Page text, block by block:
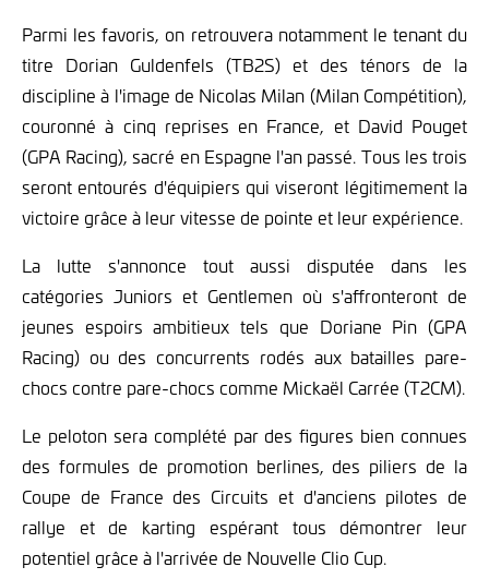
Parmi les favoris, on retrouvera notamment le tenant du
titre Dorian Guldenfels (TB2S) et des ténors de la
discipline à l'image de Nicolas Milan (Milan Compétition),
couronné à cinq reprises en France, et David Pouget
(GPA Racing), sacré en Espagne l'an passé. Tous les trois
seront entourés d'équipiers qui viseront légitimement la
victoire grâce à leur vitesse de pointe et leur expérience.
La lutte s'annonce tout aussi disputée dans les
catégories Juniors et Gentlemen où s'affronteront de
jeunes espoirs ambitieux tels que Doriane Pin (GPA
Racing) ou des concurrents rodés aux batailles pare-
chocs contre pare-chocs comme Mickaël Carrée (T2CM).
Le peloton sera complété par des figures bien connues
des formules de promotion berlines, des piliers de la
Coupe de France des Circuits et d'anciens pilotes de
rallye et de karting espérant tous démontrer leur
potentiel grâce à l'arrivée de Nouvelle Clio Cup.